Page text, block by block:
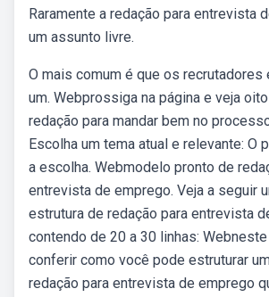
Raramente a redação para entrevista
um assunto livre.
O mais comum é que os recrutadores
um. Webprossiga na página e veja
redação para mandar bem no
Escolha um tema atual e relevante: O
a escolha. Webmodelo pronto de
entrevista de emprego. Veja a seguir
estrutura de redação para entrevista
contendo de 20 a 30 linhas:
conferir como você pode estruturar
redação para entrevista de emprego